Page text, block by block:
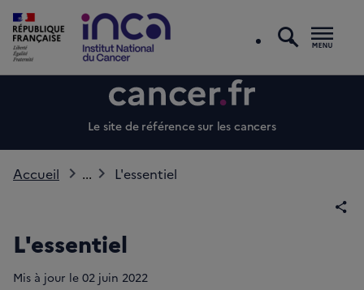
Le site de référence sur les cancers
Accueil ... L'essentiel
L'essentiel
Mis à jour le 02 juin 2022